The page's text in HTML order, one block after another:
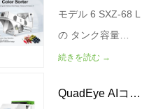
従来の光学カラーソ
ーターが主に表面欠
陥を検出するのに対
ソーティング技術は
空気源の圧力
（MPa） 0.4-0.6 重
量(kg) 990 サイズ
2966*2912*2058
ソーター
モデル 6 SXZ-68 L
の タンク容量
(kG/H) 250-400 空
0.6 0.6 電力 (Kw)
続きを読む →
QuadEye AIコー